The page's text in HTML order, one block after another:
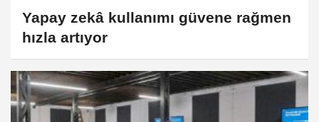
Yapay zekâ kullanımı güvene rağmen
hızla artıyor